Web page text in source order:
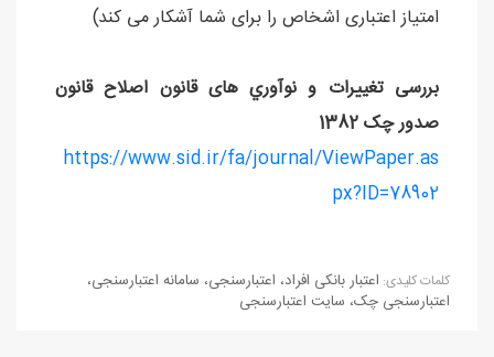
امتیاز اعتباری اشخاص را برای شما آشکار می کند)
بررسی تغييرات و نوآوري های قانون اصلاح قانون
صدور چک 1382
https://www.sid.ir/fa/journal/ViewPaper.as
px?ID=78902
كلمات كليدی: اعتبار بانکی افراد، اعتبارسنجی، سامانه اعتبارسنجی،
اعتبارسنجی چک، سایت اعتبارسنجی